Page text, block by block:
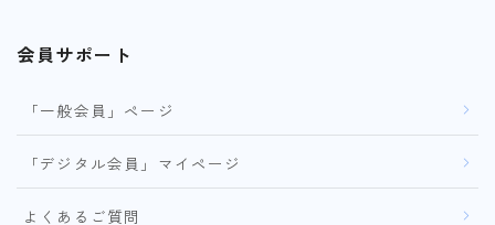
会員サポート
「一般会員」ページ
「デジタル会員」マイページ
よくあるご質問